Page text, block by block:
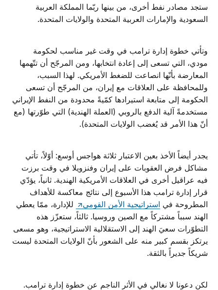
ستجد مصادر نفط أخرى، من بينها ربّما المملكة العربية
السعودية والإمارات العربية المتحدة والولايات المتحدة.
وتأتي خطوة إدارة ترامب في وقت غير مناسب لحكومة
مودي، التي تسعى إلى إعادة انتخابها، ومن المرجّح أن تتّهمها
المعارضة بأنّها انصاعت للضغط الأمريكي. لهذا السبب،
وللمحافظة على العلاقات مع إيران، من المرجّح أن تسعى
الحكومة إلى متابعة استيرادها كمّيةً محدودة من النفط الإيراني
مستخدمةً آلية الدفع بالروبي (العملة الهندية) التي طوّرتها (مع
أنّ هذا الأمر قد يُغضب الولايات المتحدة).
يجدر أيضاً الأخذ بعين الاعتبار ثلاثة هواجس أوسع: أوّلاً، تأتي
مشاكل فرض العقوبات على إيران وفنزويلا في وقت برزت
فيه عراقيل أخرى في العلاقات الأمريكية الهندية. ثانياً، يؤدّي
قرار إدارة ترامب هذا الأسبوع إلى نتائج معاكسة للأهداف
المطروحة في استراتيجية الأمن القومي
للإدارة، ممّا يعطي
الهند سبباً مشتركاً مع الصين وروسيا. ثالثاً، ستعزّز هذه
التطوّرات سعيَ الهند إلى الاستقلالية الاستراتيجية، وهو مسعى
يرتكز بقسم كبير منه على الشعور بأنّ الولايات المتحدة ليست
شريكاً جديراً بالثقة.
لكن دعونا لا نغالي في الأثر الناجم عن خطوة إدارة ترامب.